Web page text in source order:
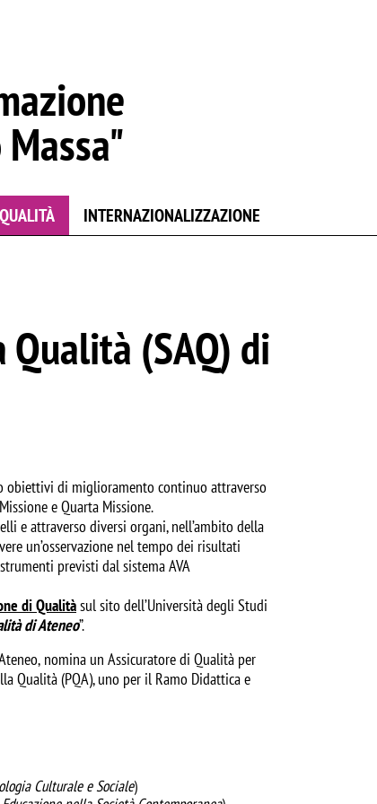
QUALITÀ INTERNAZIONALIZZAZIONE
(SAQ) di
obiettivi di miglioramento continuo attraverso
e Quarta Missione.
e attraverso diversi organi, nell’ambito della
un’osservazione nel tempo dei risultati
previsti dal sistema AVA
di Qualitàsul sito dell’Università degli Studi
di Ateneo”.
nomina un Assicuratore di Qualità per
Qualità (PQA), uno per il Ramo Didattica e
Culturale e Sociale)